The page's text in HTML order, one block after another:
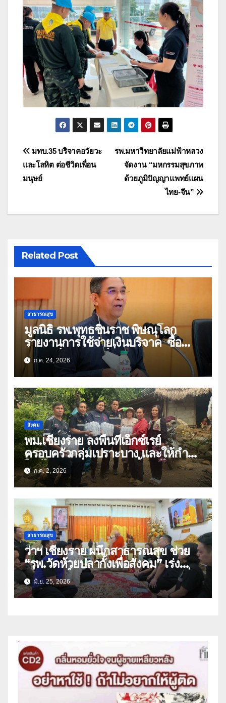
แนะแนว
เรื่อง
รพ.มหาวิทยาลัยแม่ฟ้าหลวง
จัดงาน “มหกรรมสุขภาพ
ด้วยภูมิปัญญาแพทย์แผน
ไทย-จีน”
มทบ.35 บริจาคอวัยวะ
และโลหิต ต่อชีวิตเพื่อน
มนุษย์
Related Post
สาธารณสุข
มูลนิธิ รพ.พุทธชินราช พิษณุโลก
รายงานการใช้จ่ายเงินบริจาค ซื้อ
อุปกรณ์การแพทย์ที่ทันสมัย
ก.ค. 24, 2026
สังคม
พม.เชียงราย ลงพื้นที่เอ็กซ์เรย์
ครอบครัวกลุ่มเปราะบาง และให้กำลัง
ใจผู้ได้รับผลกระทบจากน้ำป่าไหล
หลาก-ดินโคลนถล่ม
ก.ค. 2, 2026
สาธารณสุข
ว่าฯ เชียงราย ผนึกสาธารณสุข ช่วย
“รพ.วัดห้วยปลากั้งเพื่อสังคม” เร่ง
เชื่อมสิทธิ์ สปสช. เดินหน้าภารกิจเพื่อ
ผู้ป่วยยากไร้อย่างยั่งยืน
มิ.ย. 25, 2026